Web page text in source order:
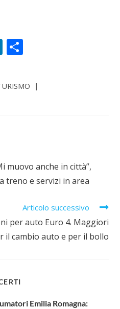
Li
k
e
ar
e
muovo anche in città”,
treno e servizi in area
Articolo successivo
per auto Euro 4. Maggiori
il cambio auto e per il bollo
Emilia Romagna: